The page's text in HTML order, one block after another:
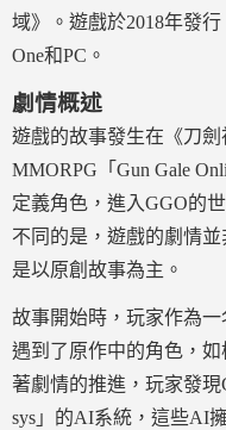
域》。遊戲於2018年發
One和PC。
劇情概述
遊戲的故事發生在《刀
MMORPG「Gun Gale
定義角色，進入GGO的
不同的是，遊戲的劇情
是以原創故事為主。
故事開始時，玩家作為
遇到了原作中的角色，
著劇情的推進，玩家發
sys」的AI系統，這些AI